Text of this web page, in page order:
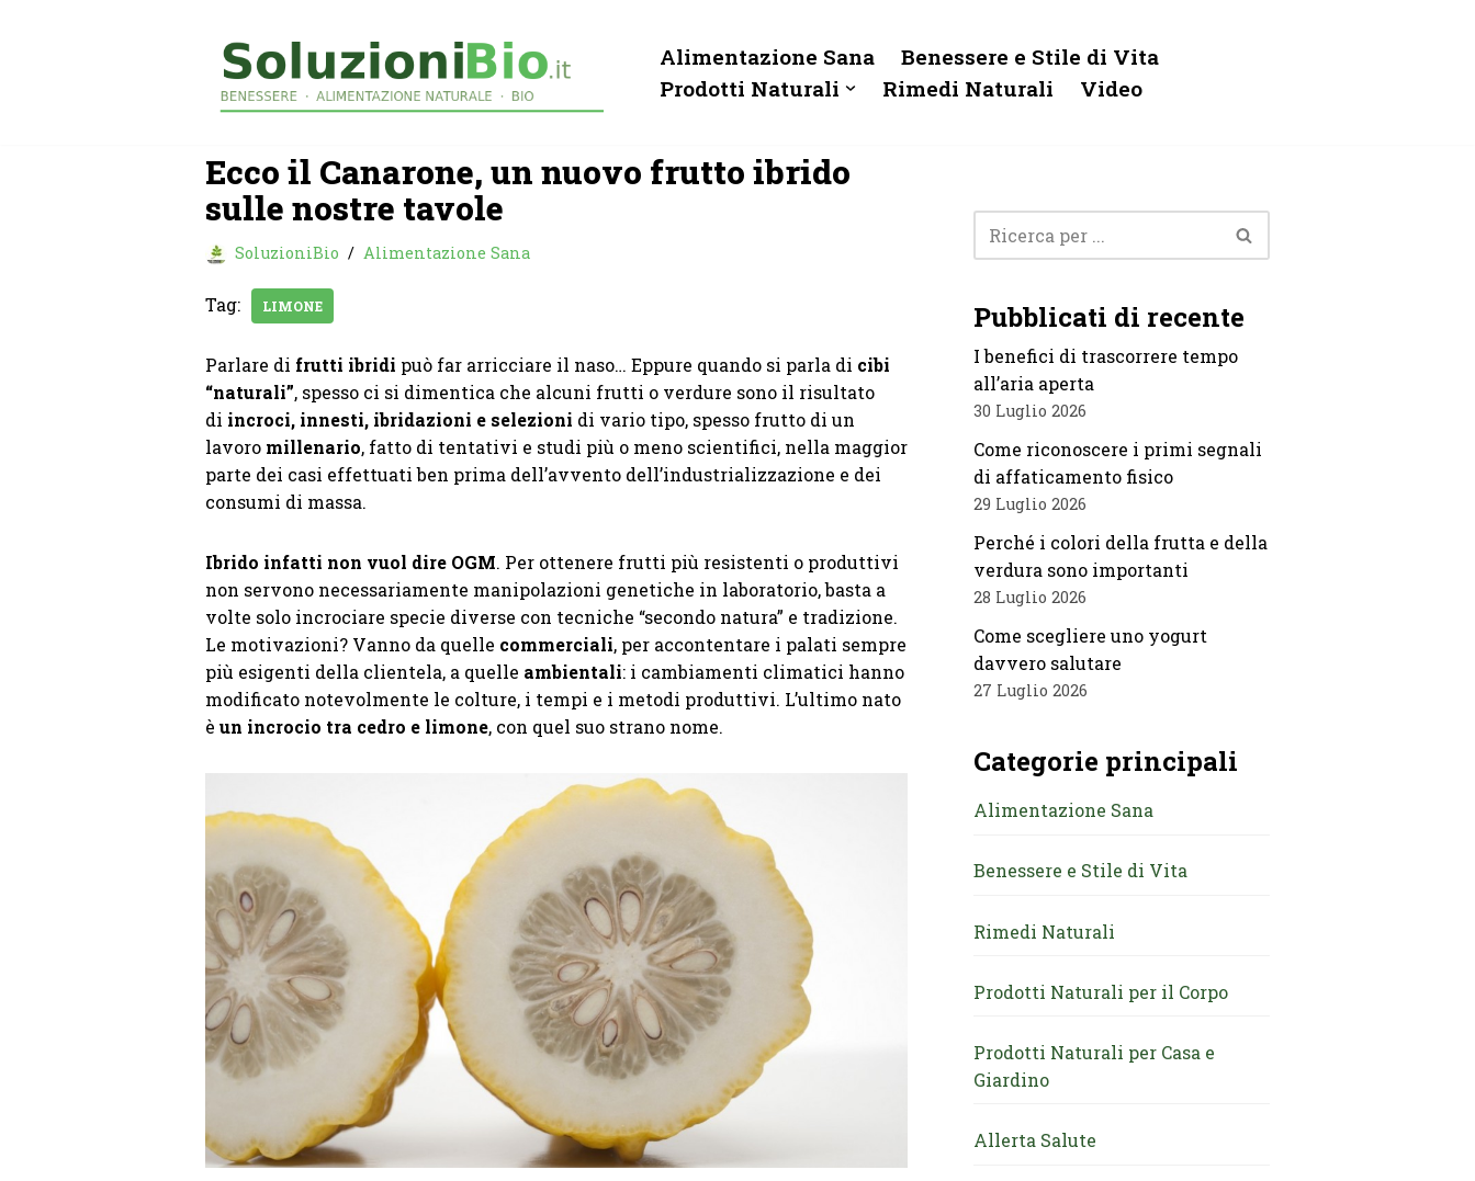
Alimentazione Sana
Benessere e Stile di Vita
Prodotti Naturali
Rimedi Naturali Video
Ecco il Canarone, un nuovo frutto ibrido
sulle nostre tavole
SoluzioniBio Alimentazione Sana
Tag: LIMONE
Parlare di frutti ibridi può far arricciare il naso… Eppure quando si parla di cibi
“naturali”, spesso ci si dimentica che alcuni frutti o verdure sono il risultato
di incroci, innesti, ibridazioni e selezioni di vario tipo, spesso frutto di un
lavoro millenario, fatto di tentativi e studi più o meno scientifici, nella maggior
parte dei casi effettuati ben prima dell’avvento dell’industrializzazione e dei
consumi di massa.
Ibrido infatti non vuol dire OGM. Per ottenere frutti più resistenti o produttivi
non servono necessariamente manipolazioni genetiche in laboratorio, basta a
volte solo incrociare specie diverse con tecniche “secondo natura” e tradizione.
Le motivazioni? Vanno da quelle commerciali, per accontentare i palati sempre
più esigenti della clientela, a quelle ambientali: i cambiamenti climatici hanno
modificato notevolmente le colture, i tempi e i metodi produttivi. L’ultimo nato
è un incrocio tra cedro e limone, con quel suo strano nome.
Pubblicati di recente
I benefici di trascorrere tempo
all’aria aperta
30 Luglio 2026
Come riconoscere i primi segnali
di affaticamento fisico
29 Luglio 2026
Perché i colori della frutta e della
verdura sono importanti
28 Luglio 2026
Come scegliere uno yogurt
davvero salutare
27 Luglio 2026
Categorie principali
Alimentazione Sana
Benessere e Stile di Vita
Rimedi Naturali
Prodotti Naturali per il Corpo
Prodotti Naturali per Casa e
Giardino
Allerta Salute